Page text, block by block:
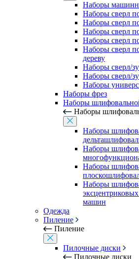
Наборы
Наборы сверл
Наборы сверл
Наборы сверл
Наборы сверл
Наборы сверл
дереву
Наборы сверл/
Наборы сверл/
Наборы
Наборы фрез
Наборы
Наборы
Наборы
Наборы
Наборы
Наборы
машин
Одежда
Пиление
Пиление
Пилочные диски
Пилочные диски